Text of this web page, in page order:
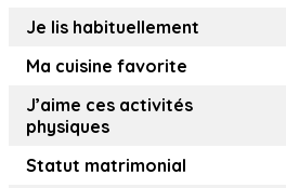
Je lis habituellement
Ma cuisine favorite
J’aime ces activités
physiques
Statut matrimonial